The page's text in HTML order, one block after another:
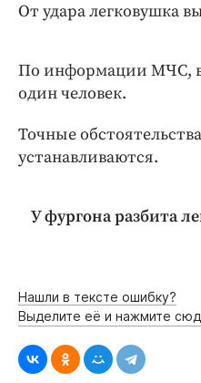
От удара легковушка
По информации МЧС, в
один человек.
Точные
устанавливаются.
У фургона разбита
Нашли в тексте ошибку?
Выделите её и нажмите